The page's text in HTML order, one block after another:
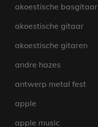
akoestische basgitaar
akoestische gitaar
akoestische gitaren
andre hazes
antwerp metal fest
apple
apple music